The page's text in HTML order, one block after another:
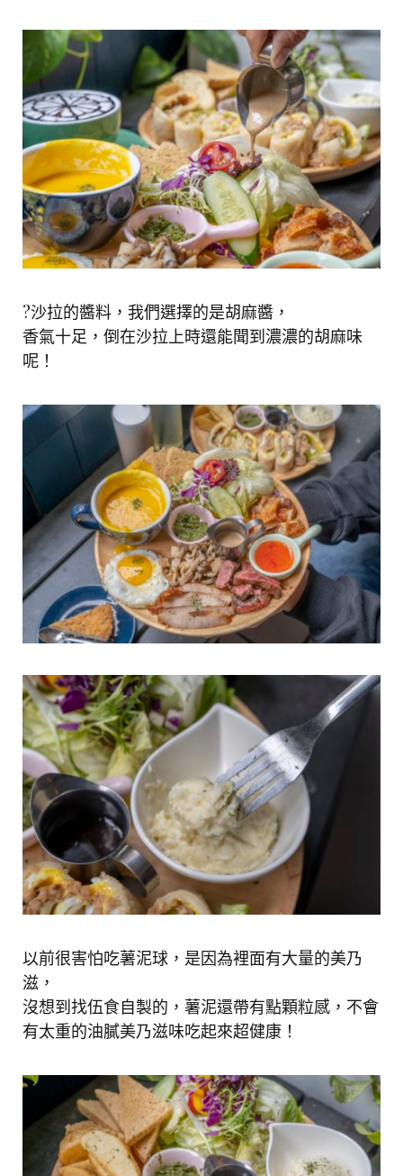
?沙拉的醬料，我們選擇的是胡麻醬，
香氣十足，倒在沙拉上時還能聞到濃濃的胡麻味
呢！
以前很害怕吃薯泥球，是因為裡面有大量的美乃
滋，
沒想到找伍食自製的，薯泥還帶有點顆粒感，不會
有太重的油膩美乃滋味吃起來超健康！